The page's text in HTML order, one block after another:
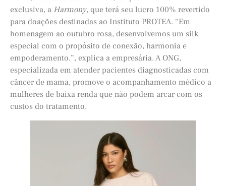
exclusiva, a Harmony, que terá seu lucro 100% revertido
para doações destinadas ao Instituto PROTEA. “Em
homenagem ao outubro rosa, desenvolvemos um silk
especial com o propósito de conexão, harmonia e
empoderamento.”, explica a empresária. A ONG,
especializada em atender pacientes diagnosticadas com
câncer de mama, promove o acompanhamento médico a
mulheres de baixa renda que não podem arcar com os
custos do tratamento.